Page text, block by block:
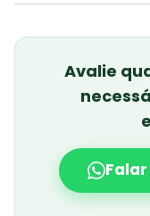
Avalie